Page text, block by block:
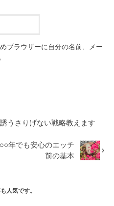
ブラウザーに自分の名前、メー
うさりげない戦略教えます
年でも安心のエッチ
前の基本
人気です。